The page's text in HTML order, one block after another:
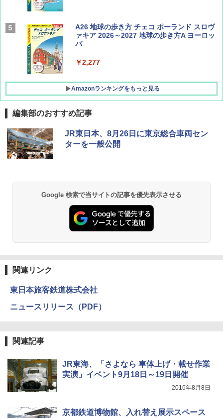
AIRLINE（エアライン）2026年9月号【特
集】ボーイング110周年を祝して！
A26 地球の歩き方 チェコ ポーランド スロヴ
ァキア 2026～2027 地球の歩き方A ヨーロッ
パ
￥2,277
Amazonランキングをもっと見る
[キャンパーズコレクション 山善] ポップアッ
プテント 傘みたいに広げて畳める パッとサ
ッとサンシェード キューブ フルクローズ メ
￥6,830
PYKES PEAK (パイクスピーク) 着替えテン
ト プライバシー テント 【中が透けない】 1
人用 折りたたみ 防災グッズ 災害用トイレ ビ
易 トイレテント (ブラック)
ENDLESS BASE 《めざましテレビで紹介》
500002(88859)
広げるだけ パッとサッとテント ブラックコ
ーティング フルクローズ メッシュ 3-4人用
簡単設置 ポップアップテント エクルベージ
￥9,990
GRANDOOR ステンレス保冷剤 2個セット 2
026リニューアル 急速冷凍 空間倍増 衛生的
コンパクト 保冷力長持ち
BUNDOK(バンドック)ソロ ドーム 1 EX BDK
レーム ドーム型 テント
付き ヒグマ・イノシシ対策 自治体・教育機
関の購入実績 登山・キャンプ・アウトドア・
防災用品 長期保存可能 緊急時用 日本国内発
￥3,680
編集部のおすすめ記事
JR東日本、8月26日に東京総合車両セン
ターを一般公開
Google 検索で当サイトの記事を優先表示させる
関連リンク
東日本旅客鉄道株式会社
ニュースリリース（PDF）
関連記事
JR東海、「さよなら 車体上げ・載せ作業
実演」イベント9月18日～19日開催
2016年8月8日
京都鉄道博物館、入れ替え展示スペース